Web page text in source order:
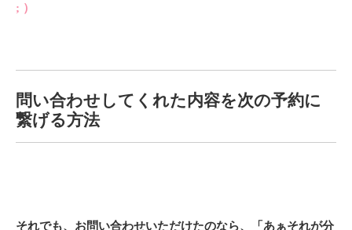
; ）
問い合わせしてくれた内容を次の予約に
繋げる方法
それでも、お問い合わせいただけたのなら、「あぁそれが分